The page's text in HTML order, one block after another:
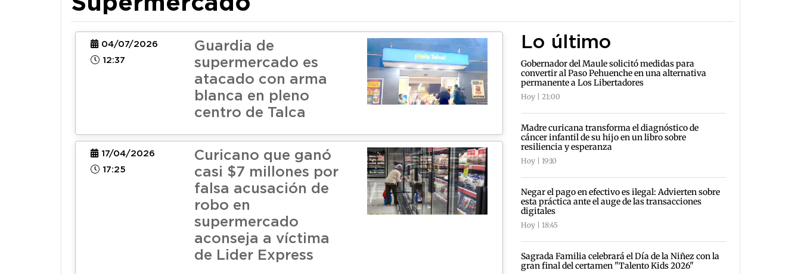
04/07/2026
12:37
Guardia de
supermercado es
atacado con arma
blanca en pleno
centro de Talca
17/04/2026
17:25
Curicano que ganó
casi $7 millones por
falsa acusación de
robo en
supermercado
aconseja a víctima
de Lider Express
Lo último
Gobernador del Maule solicitó medidas para
convertir al Paso Pehuenche en una alternativa
permanente a Los Libertadores
Hoy | 21:00
Madre curicana transforma el diagnóstico de
cáncer infantil de su hijo en un libro sobre
resiliencia y esperanza
Hoy | 19:10
Negar el pago en efectivo es ilegal: Advierten sobre
esta práctica ante el auge de las transacciones
digitales
Hoy | 18:45
Sagrada Familia celebrará el Día de la Niñez con la
gran final del certamen "Talento Kids 2026"